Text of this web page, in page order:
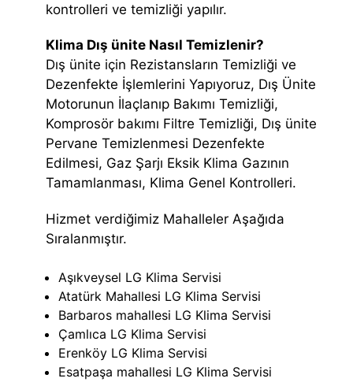
kontrolleri ve temizliği yapılır.
Klima Dış ünite Nasıl Temizlenir?
Dış ünite için Rezistansların Temizliği ve
Dezenfekte İşlemlerini Yapıyoruz, Dış Ünite
Motorunun İlaçlanıp Bakımı Temizliği,
Komprosör bakımı Filtre Temizliği, Dış ünite
Pervane Temizlenmesi Dezenfekte
Edilmesi, Gaz Şarjı Eksik Klima Gazının
Tamamlanması, Klima Genel Kontrolleri.
Hizmet verdiğimiz Mahalleler Aşağıda
Sıralanmıştır.
Aşıkveysel LG Klima Servisi
Atatürk Mahallesi LG Klima Servisi
Barbaros mahallesi LG Klima Servisi
Çamlıca LG Klima Servisi
Erenköy LG Klima Servisi
Esatpaşa mahallesi LG Klima Servisi